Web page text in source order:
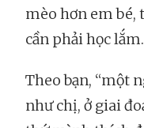
mèo hơn em
cần phải học
Theo bạn, “một
như chị, ở giai